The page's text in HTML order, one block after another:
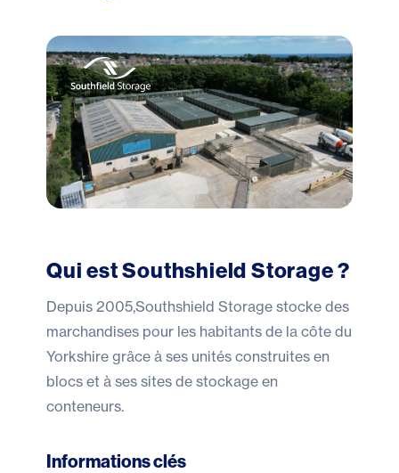
Qui est Southshield Storage ?
Depuis 2005,Southshield Storage stocke des
marchandises pour les habitants de la côte du
Yorkshire grâce à ses unités construites en
blocs et à ses sites de stockage en
conteneurs.
Informations clés